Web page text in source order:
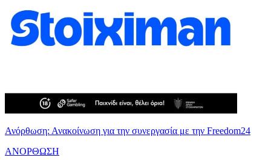
Ανόρθωση: Ανακοίνωση για την συνεργασία με την Freedom24
ΑΝΟΡΘΩΣΗ